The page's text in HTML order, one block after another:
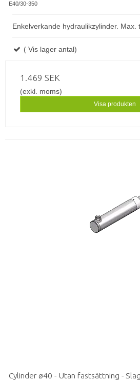
E40/30-350
Enkelverkande hydraulikzylinder. Max.
( Vis lager antal)
1.469 SEK
(exkl. moms)
Visa produkten
Cylinder ø40 - Utan fastsättning -